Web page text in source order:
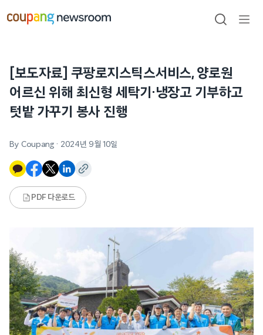
건너뛰기
검색
[보도자료] 쿠팡로지스틱스서비스, 양로원
어르신 위해 최신형 세탁기·냉장고 기부하고
텃밭 가꾸기 봉사 진행
By Coupang · 2024년 9월 10일
PDF 다운로드